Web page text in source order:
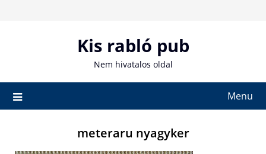
Kis rabló pub
Nem hivatalos oldal
Menu
meteraru nyagyker